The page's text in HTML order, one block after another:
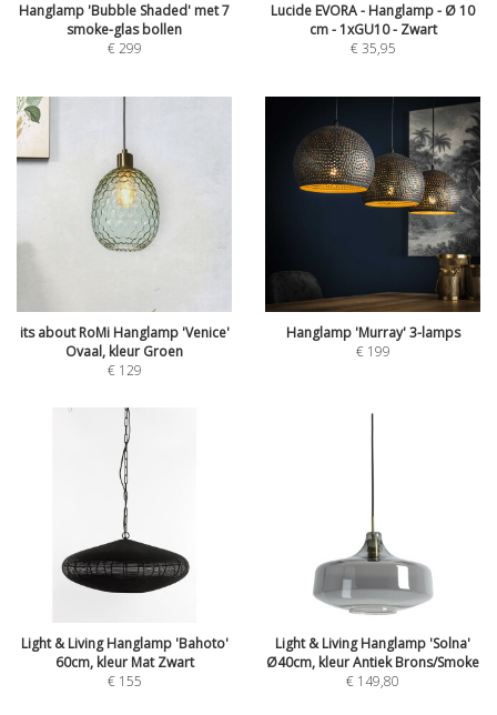
Hanglamp 'Bubble Shaded' met 7
smoke-glas bollen
€299
Lucide EVORA - Hanglamp - Ø 10
cm - 1xGU10 - Zwart
€35,95
its about RoMi Hanglamp 'Venice'
Ovaal, kleur Groen
€ 129
Hanglamp 'Murray' 3-lamps
€ 199
Light & Living Hanglamp 'Bahoto'
60cm, kleur Mat Zwart
€ 155
Light & Living Hanglamp 'Solna'
Ø40cm, kleur Antiek Brons/Smoke
€ 149,80